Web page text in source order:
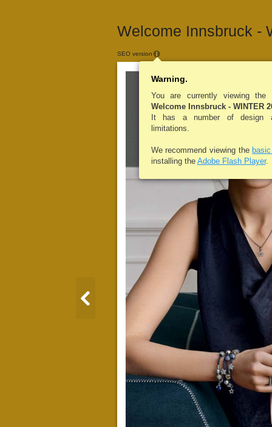
Welcome Innsbruck -
SEO version
Warning.
You are currently viewing the
Welcome Innsbruck - WINTER
It has a number of design
limitations.
We recommend viewing the
installing the Adobe Flash Player.